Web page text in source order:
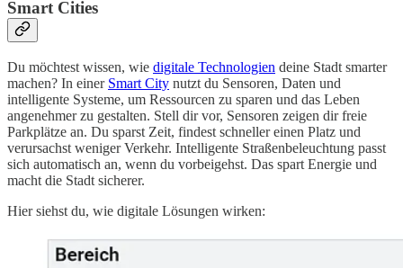
Smart Cities
Du möchtest wissen, wie digitale Technologien deine Stadt smarter
machen? In einer Smart City nutzt du Sensoren, Daten und
intelligente Systeme, um Ressourcen zu sparen und das Leben
angenehmer zu gestalten. Stell dir vor, Sensoren zeigen dir freie
Parkplätze an. Du sparst Zeit, findest schneller einen Platz und
verursachst weniger Verkehr. Intelligente Straßenbeleuchtung passt
sich automatisch an, wenn du vorbeigehst. Das spart Energie und
macht die Stadt sicherer.
Hier siehst du, wie digitale Lösungen wirken: